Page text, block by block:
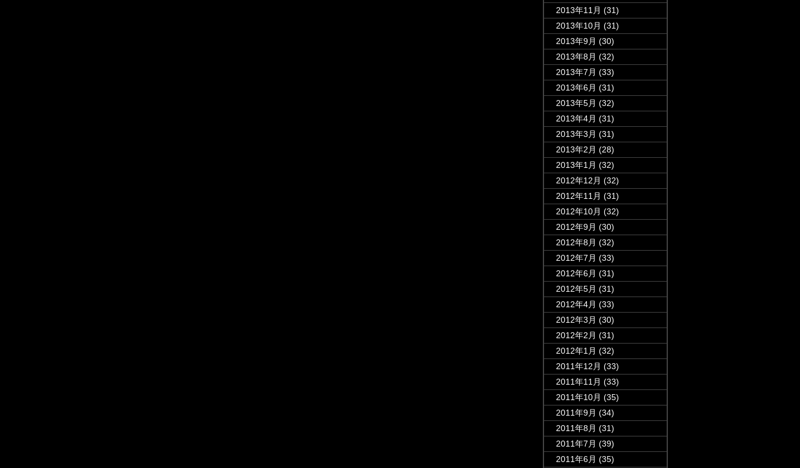
2013年11月 (31)
2013年10月 (31)
2013年9月 (30)
2013年8月 (32)
2013年7月 (33)
2013年6月 (31)
2013年5月 (32)
2013年4月 (31)
2013年3月 (31)
2013年2月 (28)
2013年1月 (32)
2012年12月 (32)
2012年11月 (31)
2012年10月 (32)
2012年9月 (30)
2012年8月 (32)
2012年7月 (33)
2012年6月 (31)
2012年5月 (31)
2012年4月 (33)
2012年3月 (30)
2012年2月 (31)
2012年1月 (32)
2011年12月 (33)
2011年11月 (33)
2011年10月 (35)
2011年9月 (34)
2011年8月 (31)
2011年7月 (39)
2011年6月 (35)